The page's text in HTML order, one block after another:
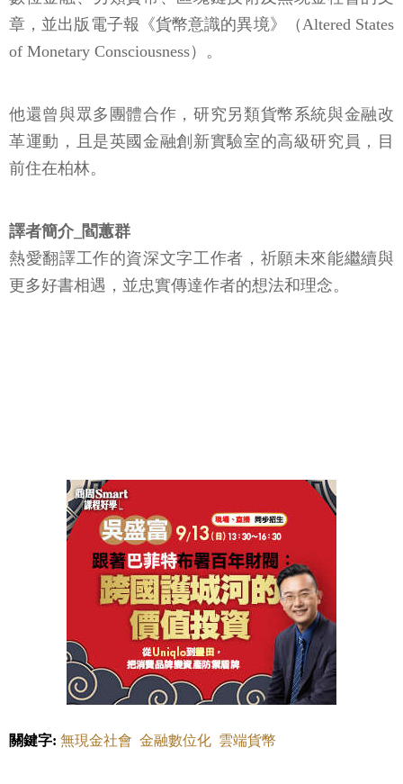
章，並出版電子報《貨幣意識的異境》（Altered States
of Monetary Consciousness）。
他還曾與眾多團體合作，研究另類貨幣系統與金融改
革運動，且是英國金融創新實驗室的高級研究員，目
前住在柏林。
譯者簡介_閻蕙群
熱愛翻譯工作的資深文字工作者，祈願未來能繼續與
更多好書相遇，並忠實傳達作者的想法和理念。
關鍵字: 無現金社會 金融數位化 雲端貨幣